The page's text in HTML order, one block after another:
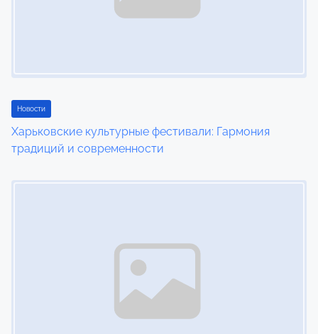
t
i
o
Новости
Харьковские культурные фестивали: Гармония
традиций и современности